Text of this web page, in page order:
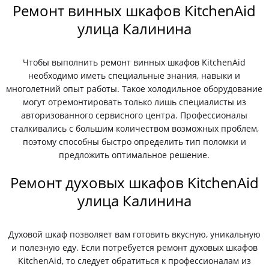
Ремонт винных шкафов KitchenAid
улица Калинина
Чтобы выполнить ремонт винных шкафов KitchenAid
необходимо иметь специальные знания, навыки и
многолетний опыт работы. Такое холодильное оборудование
могут отремонтировать только лишь специалисты из
авторизованного сервисного центра. Профессионалы
сталкивались с большим количеством возможных проблем,
поэтому способны быстро определить тип поломки и
предложить оптимальное решение.
Ремонт духовых шкафов KitchenAid
улица Калинина
Духовой шкаф позволяет вам готовить вкусную, уникальную
и полезную еду. Если потребуется ремонт духовых шкафов
KitchenAid, то следует обратиться к профессионалам из